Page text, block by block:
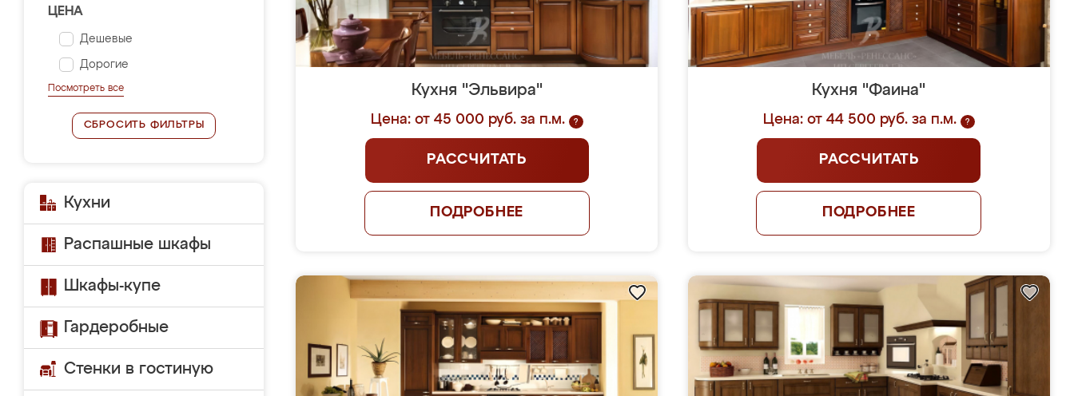
ЦЕНА
Дешевые
Дорогие
Посмотреть все
СБРОСИТЬ ФИЛЬТРЫ
Кухни
Распашные шкафы
Шкафы-купе
Гардеробные
Стенки в гостиную
Кухня "Эльвира"
Цена: от 45 000 руб. за п.м. ?
РАССЧИТАТЬ
ПОДРОБНЕЕ
Кухня "Фаина"
Цена: от 44 500 руб. за п.м. ?
РАССЧИТАТЬ
ПОДРОБНЕЕ